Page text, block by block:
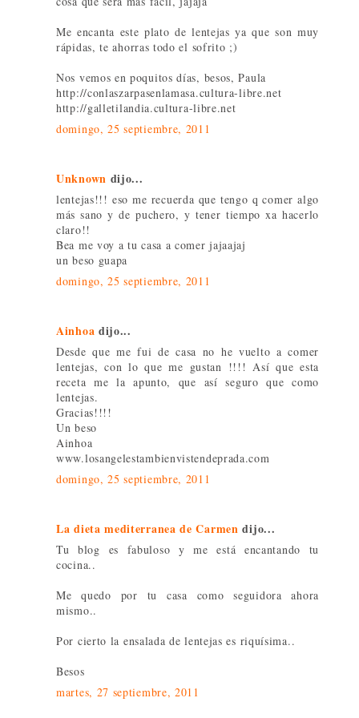
Me encanta este plato de lentejas ya que son muy
rápidas, te ahorras todo el sofrito ;)
Nos vemos en poquitos días, besos, Paula
http://conlaszarpasenlamasa.cultura-libre.net
http://galletilandia.cultura-libre.net
domingo, 25 septiembre, 2011
Unknown dijo...
lentejas!!! eso me recuerda que tengo q comer algo
más sano y de puchero, y tener tiempo xa hacerlo
claro!!
Bea me voy a tu casa a comer jajaajaj
un beso guapa
domingo, 25 septiembre, 2011
Ainhoa dijo...
Desde que me fui de casa no he vuelto a comer
lentejas, con lo que me gustan !!!! Así que esta
receta me la apunto, que así seguro que como
lentejas.
Gracias!!!!
Un beso
Ainhoa
www.losangelestambienvistendeprada.com
domingo, 25 septiembre, 2011
La dieta mediterranea de Carmen dijo...
Tu blog es fabuloso y me está encantando tu
cocina..
Me quedo por tu casa como seguidora ahora
mismo..
Por cierto la ensalada de lentejas es riquísima..
Besos
martes, 27 septiembre, 2011